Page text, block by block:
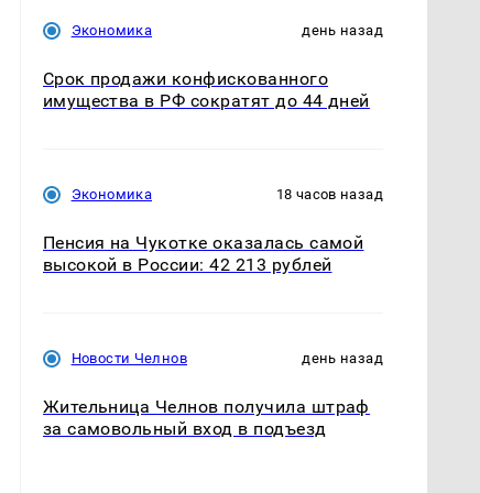
Экономика день назад
Срок продажи конфискованного
имущества в РФ сократят до 44 дней
Экономика 18 часов назад
Пенсия на Чукотке оказалась самой
высокой в России: 42 213 рублей
Новости Челнов день назад
Жительница Челнов получила штраф
за самовольный вход в подъезд